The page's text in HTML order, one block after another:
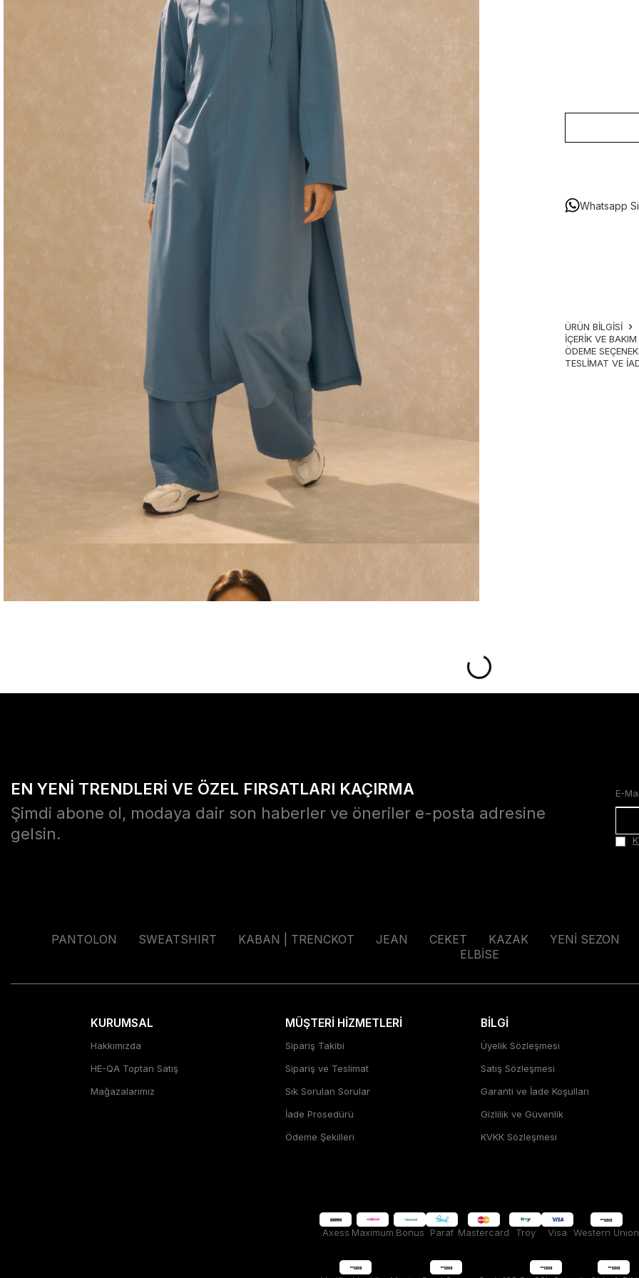
Whatsapp
ÜRÜN BİLGİSİ
İÇERIK VE BAKIM
ÖDEME
TESLIMAT VE
EN YENİ TRENDLERİ VE ÖZEL FIRSATLARI KAÇIRMA
Şimdi abone ol, modaya dair son haberler ve öneriler e-posta adresine
gelsin.
PANTOLON SWEATSHIRT KABAN | TRENCKOT JEAN CEKET KAZAK YENİ SEZON
ELBİSE
KURUMSAL
Hakkımızda
HE-QA Toptan Satış
Mağazalarımız
MÜŞTERİ HİZMETLERİ
Sipariş Takibi
Sipariş ve Teslimat
Sık Sorulan Sorular
İade Prosedürü
Ödeme Şekilleri
BİLGİ
Üyelik Sözleşmesi
Satış Sözleşmesi
Garanti ve İade Koşulları
Gizlilik ve Güvenlik
KVKK Sözleşmesi
Axess Maximum Bonus Paraf Mastercard Troy Visa Western Unıon